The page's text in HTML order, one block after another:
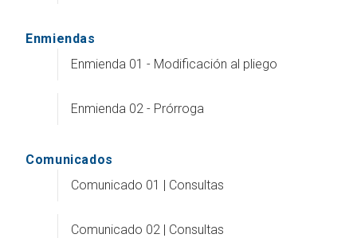
Enmiendas
Enmienda 01 - Modificación al pliego
Enmienda 02 - Prórroga
Comunicados
Comunicado 01 | Consultas
Comunicado 02 | Consultas